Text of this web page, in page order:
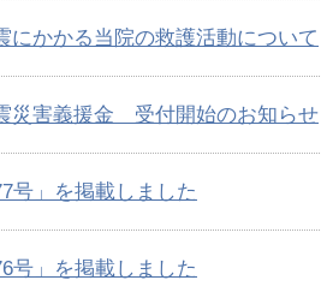
にかかる当院の救護活動について
災害義援金 受付開始のお知らせ
号」を掲載しました
号」を掲載しました